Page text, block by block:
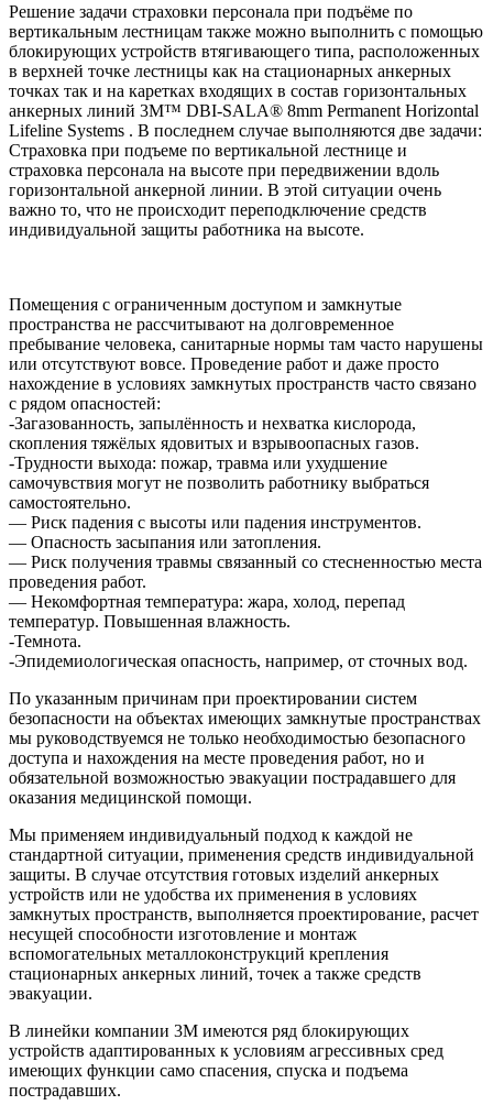
Решение задачи страховки персонала при подъёме по
вертикальным лестницам также можно выполнить с помощью
блокирующих устройств втягивающего типа, расположенных
в верхней точке лестницы как на стационарных анкерных
точках так и на каретках входящих в состав горизонтальных
анкерных линий 3M™ DBI-SALA® 8mm Permanent Horizontal
Lifeline Systems . В последнем случае выполняются две задачи:
Страховка при подъеме по вертикальной лестнице и
страховка персонала на высоте при передвижении вдоль
горизонтальной анкерной линии. В этой ситуации очень
важно то, что не происходит переподключение средств
индивидуальной защиты работника на высоте.
Помещения с ограниченным доступом и замкнутые
пространства не рассчитывают на долговременное
пребывание человека, санитарные нормы там часто нарушены
или отсутствуют вовсе. Проведение работ и даже просто
нахождение в условиях замкнутых пространств часто связано
с рядом опасностей:
-Загазованность, запылённость и нехватка кислорода,
скопления тяжёлых ядовитых и взрывоопасных газов.
-Трудности выхода: пожар, травма или ухудшение
самочувствия могут не позволить работнику выбраться
самостоятельно.
— Риск падения с высоты или падения инструментов.
— Опасность засыпания или затопления.
— Риск получения травмы связанный со стесненностью места
проведения работ.
— Некомфортная температура: жара, холод, перепад
температур. Повышенная влажность.
-Темнота.
-Эпидемиологическая опасность, например, от сточных вод.
По указанным причинам при проектировании систем
безопасности на объектах имеющих замкнутые пространствах
мы руководствуемся не только необходимостью безопасного
доступа и нахождения на месте проведения работ, но и
обязательной возможностью эвакуации пострадавшего для
оказания медицинской помощи.
Мы применяем индивидуальный подход к каждой не
стандартной ситуации, применения средств индивидуальной
защиты. В случае отсутствия готовых изделий анкерных
устройств или не удобства их применения в условиях
замкнутых пространств, выполняется проектирование, расчет
несущей способности изготовление и монтаж
вспомогательных металлоконструкций крепления
стационарных анкерных линий, точек а также средств
эвакуации.
В линейки компании 3M имеются ряд блокирующих
устройств адаптированных к условиям агрессивных сред
имеющих функции само спасения, спуска и подъема
пострадавших.